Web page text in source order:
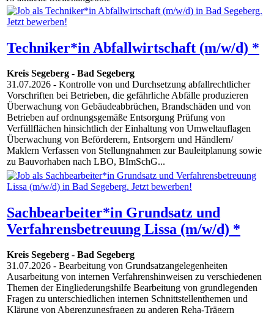
Techniker*in Abfallwirtschaft (m/w/d) *
Kreis Segeberg - Bad Segeberg
31.07.2026 - Kontrolle von und Durchsetzung abfallrechtlicher
Vorschriften bei Betrieben, die gefährliche Abfälle produzieren
Überwachung von Gebäudeabbrüchen, Brandschäden und von
Betrieben auf ordnungsgemäße Entsorgung Prüfung von
Verfüllflächen hinsichtlich der Einhaltung von Umweltauflagen
Überwachung von Beförderern, Entsorgern und Händlern/
Maklern Verfassen von Stellungnahmen zur Bauleitplanung sowie
zu Bauvorhaben nach LBO, BImSchG...
Sachbearbeiter*in Grundsatz und
Verfahrensbetreuung Lissa (m/w/d) *
Kreis Segeberg - Bad Segeberg
31.07.2026 - Bearbeitung von Grundsatzangelegenheiten
Ausarbeitung von internen Verfahrenshinweisen zu verschiedenen
Themen der Eingliederungshilfe Bearbeitung von grundlegenden
Fragen zu unterschiedlichen internen Schnittstellenthemen und
Klärung von Abgrenzungsfragen zu anderen Reha-Trägern